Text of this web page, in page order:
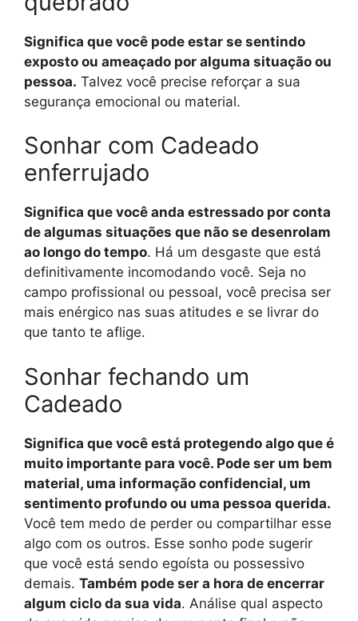
Significa que você pode estar se sentindo
exposto ou ameaçado por alguma situação ou
pessoa. Talvez você precise reforçar a sua
segurança emocional ou material.
Sonhar com Cadeado
enferrujado
Significa que você anda estressado por conta
de algumas situações que não se desenrolam
ao longo do tempo. Há um desgaste que está
definitivamente incomodando você. Seja no
campo profissional ou pessoal, você precisa ser
mais enérgico nas suas atitudes e se livrar do
que tanto te aflige.
Sonhar fechando um
Cadeado
Significa que você está protegendo algo que é
muito importante para você. Pode ser um bem
material, uma informação confidencial, um
sentimento profundo ou uma pessoa querida.
Você tem medo de perder ou compartilhar esse
algo com os outros. Esse sonho pode sugerir
que você está sendo egoísta ou possessivo
demais. Também pode ser a hora de encerrar
algum ciclo da sua vida. Análise qual aspecto